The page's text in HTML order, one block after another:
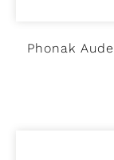
Phonak